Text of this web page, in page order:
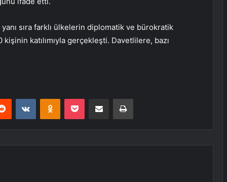
sıra farklı ülkelerin diplomatik ve bürokratik
katılımıyla gerçekleşti. Davetlilere, bazı
Reddit VKontakteOdnoklassniki
Pocket E-Posta ile paylaş Yazdır